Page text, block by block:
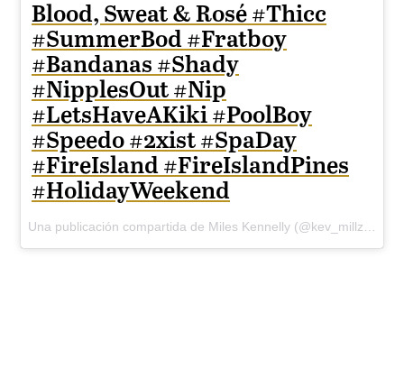
Blood, Sweat & Rosé #Thicc
#SummerBod #Fratboy
#Bandanas #Shady
#NipplesOut #Nip
#LetsHaveAKiki #PoolBoy
#Speedo #2xist #SpaDay
#FireIsland #FireIslandPines
#HolidayWeekend